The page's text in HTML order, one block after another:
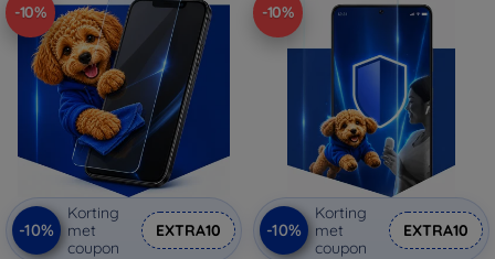
-10%
-10%
Korting
met
coupon
EXTRA10
-10%
-10%
Korting
met
coupon
EXTRA10